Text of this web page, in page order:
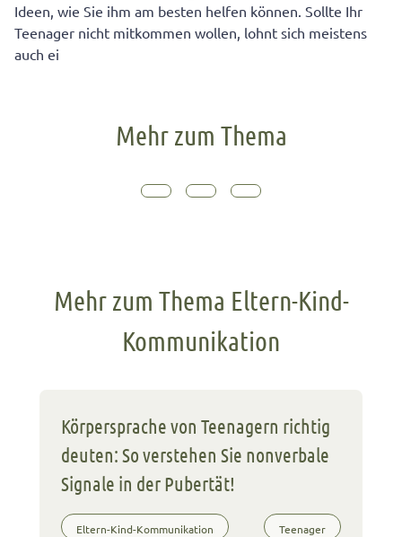
Ideen, wie Sie ihm am besten helfen können. Sollte Ihr
Teenager nicht mitkommen wollen, lohnt sich meistens
auch ei
Mehr zum Thema
Mehr zum Thema Eltern-Kind-
Kommunikation
Körpersprache von Teenagern richtig
deuten: So verstehen Sie nonverbale
Signale in der Pubertät!
Eltern-Kind-Kommunikation Teenager